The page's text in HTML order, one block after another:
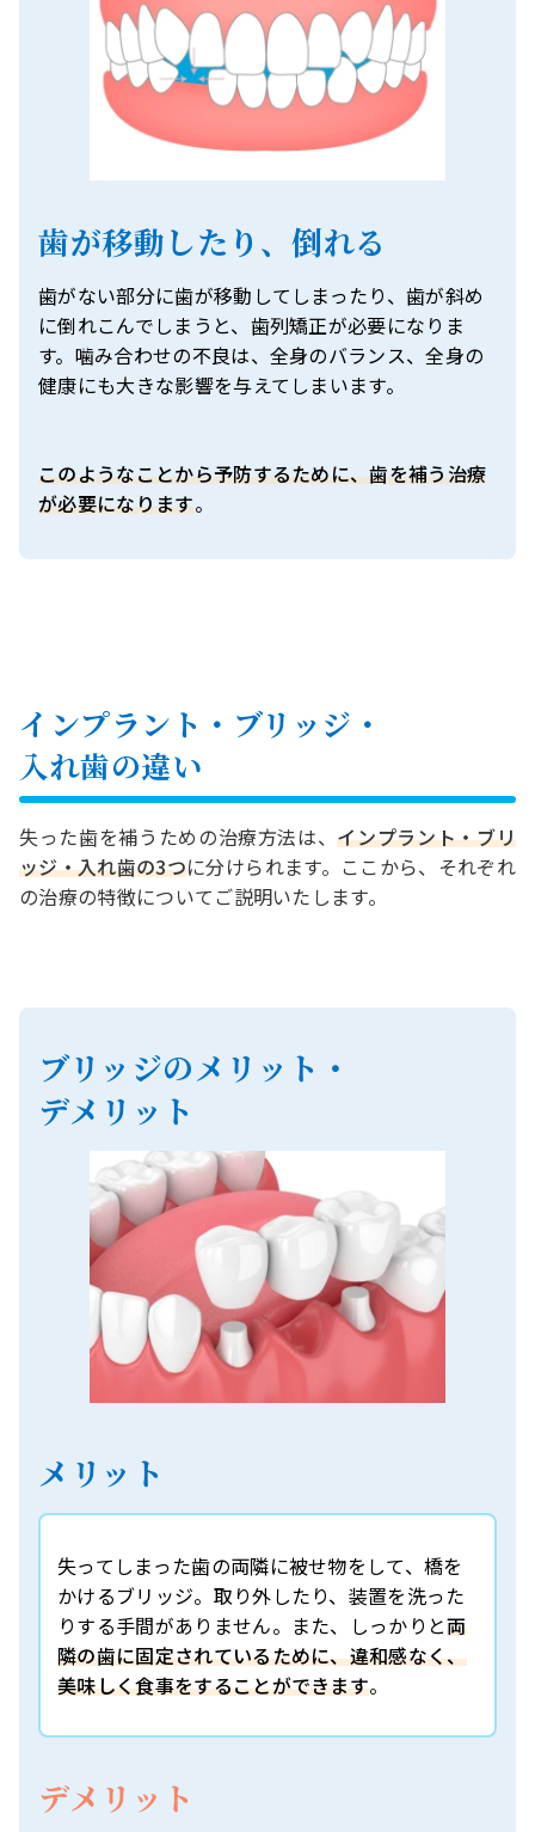
歯が移動したり、倒れる
歯がない部分に歯が移動してしまったり、歯が斜め
に倒れこんでしまうと、歯列矯正が必要になりま
す。噛み合わせの不良は、全身のバランス、全身の
健康にも大きな影響を与えてしまいます。
このようなことから予防するために、歯を補う治療
が必要になります。
インプラント・ブリッジ・
入れ歯の違い
失った歯を補うための治療方法は、インプラント・ブリ
ッジ・入れ歯の3つに分けられます。ここから、それぞれ
の治療の特徴についてご説明いたします。
ブリッジのメリット・
デメリット
メリット
失ってしまった歯の両隣に被せ物をして、橋を
かけるブリッジ。取り外したり、装置を洗った
りする手間がありません。また、しっかりと両
隣の歯に固定されているために、違和感なく、
美味しく食事をすることができます。
デメリット